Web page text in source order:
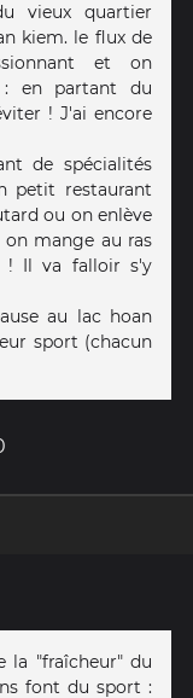
vieux quartier
kiem. le flux de
et on
: en partant du
! J'ai encore
de spécialités
petit restaurant
ou on enlève
mange au ras
! Il va falloir s'y
au lac hoan
sport (chacun
la "fraîcheur" du
font du sport :